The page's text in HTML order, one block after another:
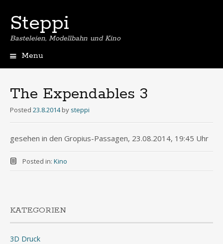
Steppi
Basteleien, Modellbahn und Kino
Menu
The Expendables 3
Posted 23.8.2014 by steppi
gesehen in den Gropius-Passagen, 23.08.2014, 19:45 Uhr
Posted in: Kino
KATEGORIEN
3D Druck